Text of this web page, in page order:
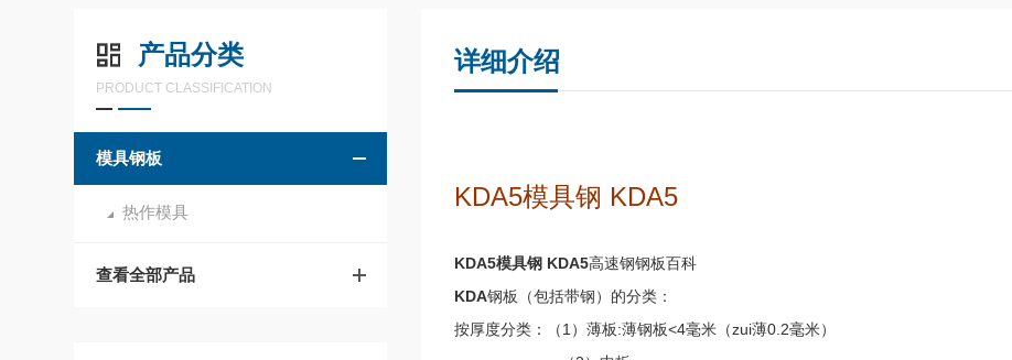
产品分类
PRODUCT CLASSIFICATION
模具钢板
热作模具
查看全部产品
详细介绍
KDA5模具钢 KDA5
KDA5模具钢 KDA5高速钢钢板百科
KDA钢板（包括带钢）的分类：
按厚度分类：（1）薄板:薄钢板<4毫米（zui薄0.2毫米）